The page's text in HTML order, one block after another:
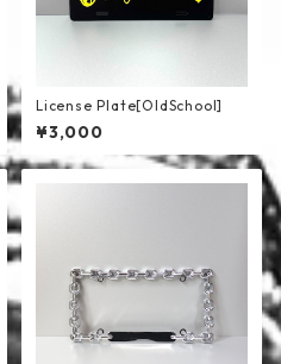
License Plate[OldSchool]
¥3,000